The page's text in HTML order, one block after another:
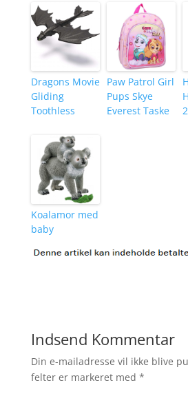
Dragons Movie
Gliding
Toothless
Paw Patrol Girl
Pups Skye
Everest Taske
Koalamor med
baby
Indsend Kommentar
Din e-mailadresse vil ikke blive
felter er markeret med *